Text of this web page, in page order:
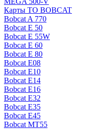
Карты ТО BOBCAT
Bobcat A 770
Bobcat E 50
Bobcat E 55W
Bobcat E 60
Bobcat E 80
Bobcat E08
Bobcat E10
Bobcat E14
Bobcat E16
Bobcat E32
Bobcat E35
Bobcat E45
Bobcat MT55